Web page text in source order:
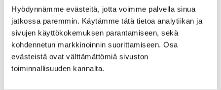
Hyödynnämme evästeitä, jotta voimme palvella sinua
jatkossa paremmin. Käytämme tätä tietoa analytiikan ja
sivujen käyttökokemuksen parantamiseen, sekä
kohdennetun markkinoinnin suorittamiseen. Osa
evästeistä ovat välttämättömiä sivuston
toiminnallisuuden kannalta.
Home MONIPORI-multilingual info
MONIPORI-multilingual
info